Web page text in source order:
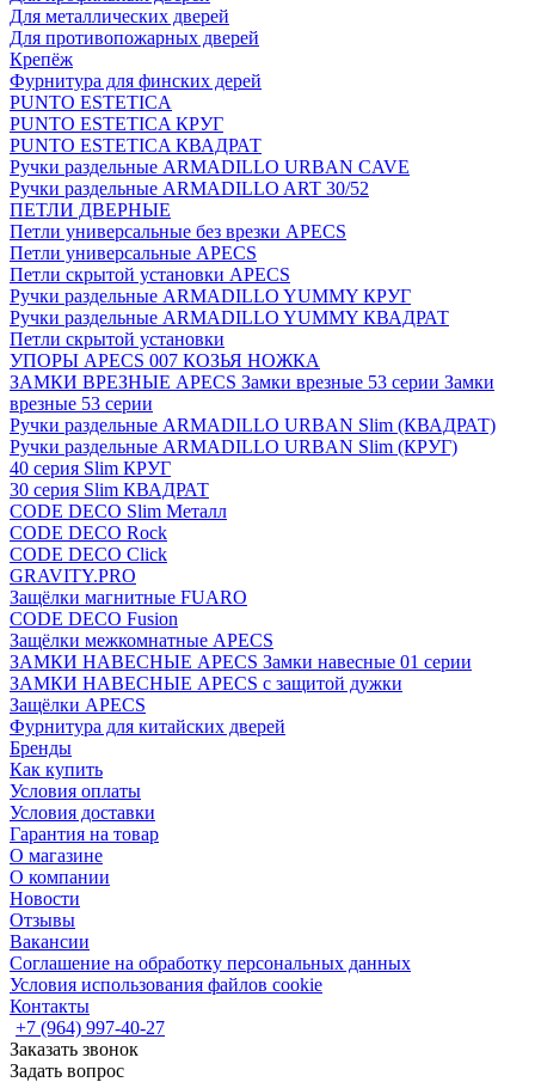
Для металлических дверей
Для противопожарных дверей
Крепёж
Фурнитура для финских дерей
PUNTO ESTETICA
PUNTO ESTETICA КРУГ
PUNTO ESTETICA КВАДРАТ
Ручки раздельные ARMADILLO URBAN CAVE
Ручки раздельные ARMADILLO ART 30/52
ПЕТЛИ ДВЕРНЫЕ
Петли универсальные без врезки APECS
Петли универсальные APECS
Петли скрытой установки APECS
Ручки раздельные ARMADILLO YUMMY КРУГ
Ручки раздельные ARMADILLO YUMMY КВАДРАТ
Петли скрытой установки
УПОРЫ APECS 007 КОЗЬЯ НОЖКА
ЗАМКИ ВРЕЗНЫЕ APECS Замки врезные 53 серии Замки
врезные 53 серии
Ручки раздельные ARMADILLO URBAN Slim (КВАДРАТ)
Ручки раздельные ARMADILLO URBAN Slim (КРУГ)
40 серия Slim КРУГ
30 серия Slim КВАДРАТ
CODE DECO Slim Металл
CODE DECO Rock
CODE DECO Click
GRAVITY.PRO
Защёлки магнитные FUARO
CODE DECO Fusion
Защёлки межкомнатные APECS
ЗАМКИ НАВЕСНЫЕ APECS Замки навесные 01 серии
ЗАМКИ НАВЕСНЫЕ APECS с защитой дужки
Защёлки APECS
Фурнитура для китайских дверей
Бренды
Как купить
Условия оплаты
Условия доставки
Гарантия на товар
О магазине
О компании
Новости
Отзывы
Вакансии
Соглашение на обработку персональных данных
Условия использования файлов cookie
Контакты
+7 (964) 997-40-27
Заказать звонок
Задать вопрос